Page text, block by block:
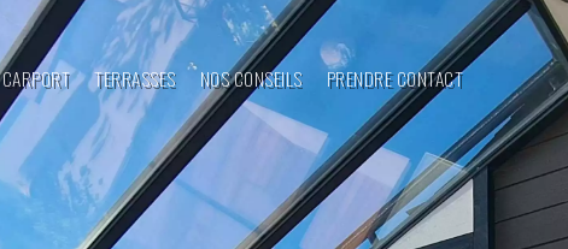
CARPORT TERRASSES NOS CONSEILS PRENDRE CONTACT